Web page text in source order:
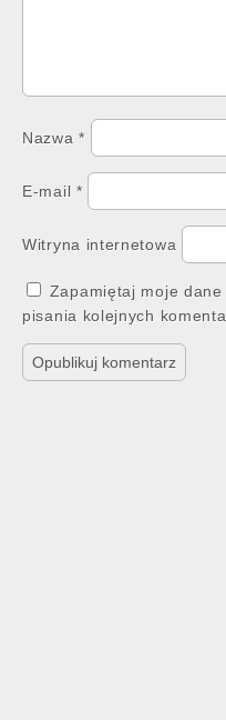
Nazwa*
E-mail *
Witryna internetowa
Zapamiętaj moje
pisania kolejnych